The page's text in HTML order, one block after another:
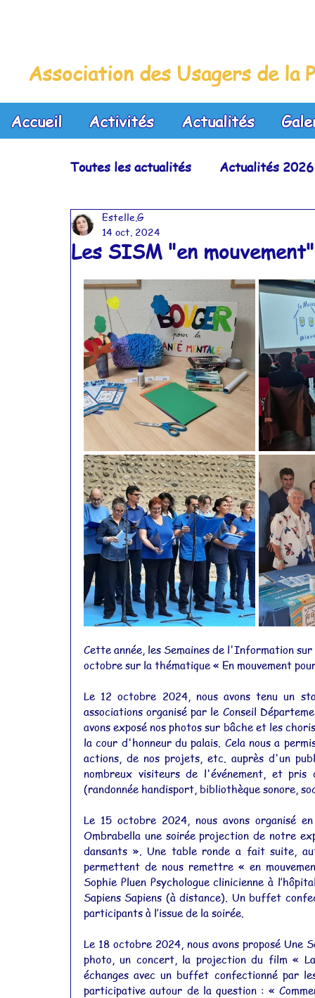
Association des Usagers de la
Accueil Activités Actualités
Toutes les actualités Actualités 2026
Actualités 2023
Actualités 2019 Actualités 2018
Actualités 2015 Actualités 2014
Actualités 2011 Actualités 2010
Les SISM "en mouvement"
Estelle.G
14 oct. 2024
Cette année, les Semaines de l'Information
octobre sur la thématique « En mouvement
Le 12 octobre 2024, nous avons tenu un
associations organisé par le Conseil
avons exposé nos photos sur bâche et les
la cour d'honneur du palais. Cela nous a
actions, de nos projets, etc. auprès d'un
nombreux visiteurs de l'événement, et
(randonnée handisport, bibliothèque sonore,
Le 15 octobre 2024, nous avons organisé
Ombrabella une soirée projection de notre
dansants ». Une table ronde a fait suite,
permettent de nous remettre « en
Sophie Pluen Psychologue clinicienne à
Sapiens Sapiens (à distance). Un buffet
participants à l’issue de la soirée.
Le 18 octobre 2024, nous avons proposé Une
photo, un concert, la projection du film « La
échanges avec un buffet confectionné par
participative autour de la question : «